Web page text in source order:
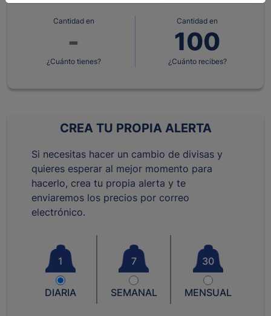
Cantidad en
¿Cuánto tienes?
Cantidad en
¿Cuánto recibes?
CREA TU PROPIA ALERTA
Si necesitas hacer un cambio de divisas y
quieres esperar al mejor momento para
hacerlo, crea tu propia alerta y te
enviaremos los precios por correo
electrónico.
1
DIARIA
7
SEMANAL
30
MENSUAL